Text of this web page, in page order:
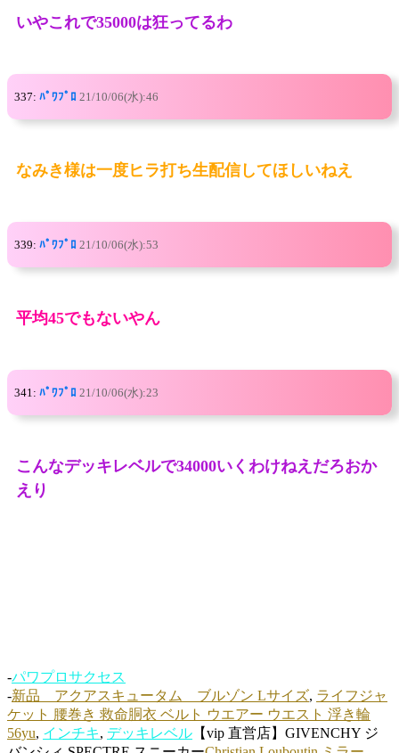
いやこれで35000は狂ってるわ
337: ﾊﾟﾜﾌﾟﾛ 21/10/06(水):46
なみき様は一度ヒラ打ち生配信してほしいねえ
339: ﾊﾟﾜﾌﾟﾛ 21/10/06(水):53
平均45でもないやん
341: ﾊﾟﾜﾌﾟﾛ 21/10/06(水):23
こんなデッキレベルで34000いくわけねえだろおか
えり
-パワプロサクセス
-新品 アクアスキュータム ブルゾン Lサイズ, ライフジャ
ケット 腰巻き 救命胴衣 ベルト ウエアー ウエスト 浮き輪
56yu, インチキ, デッキレベル 【vip 直営店】GIVENCHY ジ